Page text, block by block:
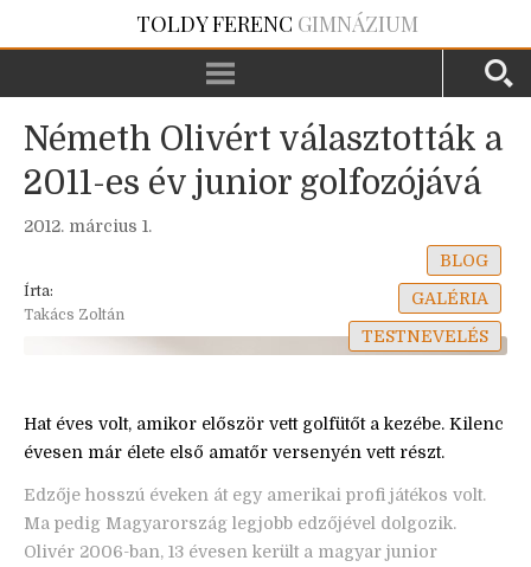
TOLDY FERENC GIMNÁZIUM
Németh Olivért választották a
2011-es év junior golfozójává
2012. március 1.
Írta:
Takács Zoltán
BLOG
GALÉRIA
TESTNEVELÉS
Hat éves volt, amikor először vett golfütőt a kezébe. Kilenc
évesen már élete első amatőr versenyén vett részt.
Edzője hosszú éveken át egy amerikai profi játékos volt.
Ma pedig Magyarország legjobb edzőjével dolgozik.
Olivér 2006-ban, 13 évesen került a magyar junior